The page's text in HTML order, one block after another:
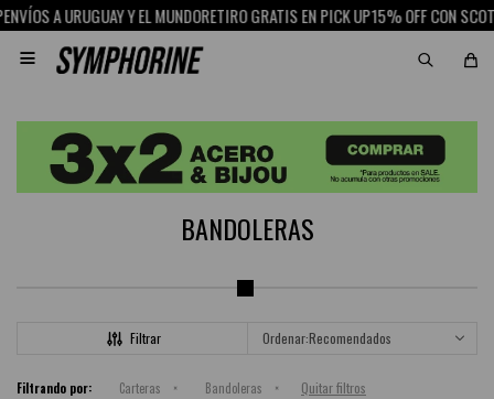
Y EL MUNDORETIRO GRATIS EN PICK UP15% OFF CON SCOTIABANK

BANDOLERAS
Recomendados
Filtrando por: Carteras Bandoleras Quitar filtros